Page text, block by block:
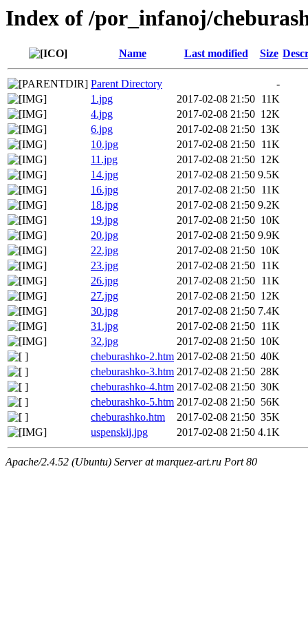
Index of /por_infanoj/
Name Last modified Size
Parent Directory
-
1.jpg
2017-02-08 21:50 11K
4.jpg
2017-02-08 21:50 12K
6.jpg
2017-02-08 21:50 13K
10.jpg
2017-02-08 21:50 11K
11.jpg
2017-02-08 21:50 12K
14.jpg
2017-02-08 21:50 9.5K
16.jpg
2017-02-08 21:50 11K
18.jpg
2017-02-08 21:50 9.2K
19.jpg
2017-02-08 21:50 10K
20.jpg
2017-02-08 21:50 9.9K
22.jpg
2017-02-08 21:50 10K
23.jpg
2017-02-08 21:50 11K
26.jpg
2017-02-08 21:50 11K
27.jpg
2017-02-08 21:50 12K
30.jpg
2017-02-08 21:50 7.4K
31.jpg
2017-02-08 21:50 11K
32.jpg
2017-02-08 21:50 10K
cheburashko-2.htm 2017-02-08 21:50 40K
cheburashko-3.htm 2017-02-08 21:50 28K
cheburashko-4.htm 2017-02-08 21:50 30K
cheburashko-5.htm 2017-02-08 21:50 56K
cheburashko.htm
2017-02-08 21:50 35K
uspenskij.jpg
2017-02-08 21:50 4.1K
Apache/2.4.52 (Ubuntu) Server at marquez-art.ru Port 80